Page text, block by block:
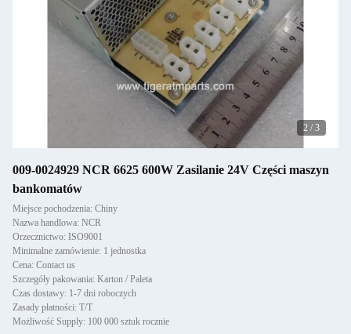
2 / 3
009-0024929 NCR 6625 600W Zasilanie 24V Części maszyn
bankomatów
Miejsce pochodzenia: Chiny
Nazwa handlowa: NCR
Orzecznictwo: ISO9001
Minimalne zamówienie: 1 jednostka
Cena: Contact us
Szczegóły pakowania: Karton / Paleta
Czas dostawy: 1-7 dni roboczych
Zasady płatności: T/T
Możliwość Supply: 100 000 sztuk rocznie